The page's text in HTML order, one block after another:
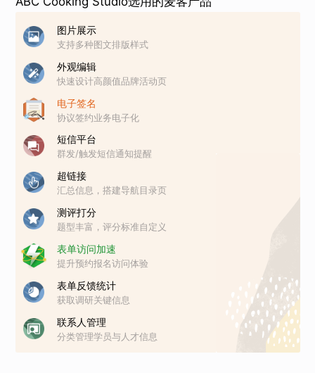
图片展示
支持多种图文排版样式
外观编辑
快速设计高颜值品牌活动页
电子签名
协议签约业务电子化
短信平台
群发/触发短信通知提醒
超链接
汇总信息，搭建导航目录页
测评打分
题型丰富，评分标准自定义
表单访问加速
提升预约报名访问体验
表单反馈统计
获取调研关键信息
联系人管理
分类管理学员与人才信息